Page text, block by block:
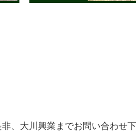
、大川興業までお問い合わせ